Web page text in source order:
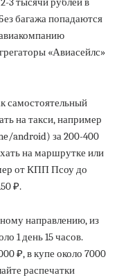
багажа попадаются
«Авиасейлс»
самостоятельный
на такси, например
android) за 200-400
на маршрутке или
от КПП Псоу до
₽.
направлению, из
1 день 15 часов.
₽, в купе около 7000
распечатки